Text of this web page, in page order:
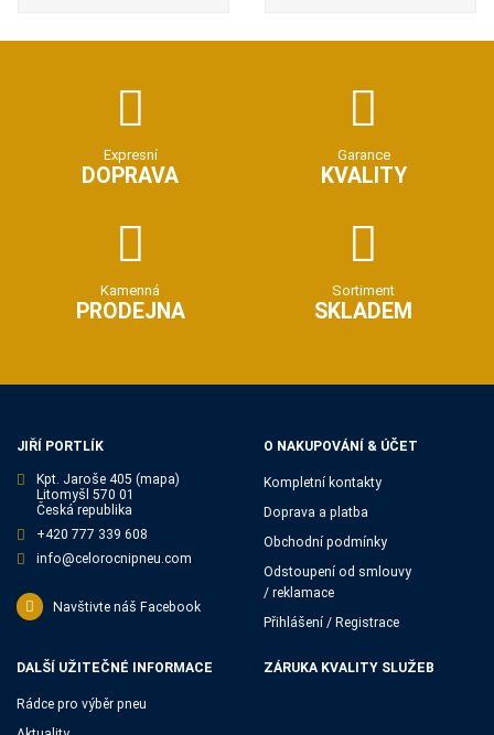
Expresní
DOPRAVA
Garance
KVALITY
Kamenná
PRODEJNA
Sortiment
SKLADEM
JIŘÍ PORTLÍK
Kpt. Jaroše 405 (mapa)
Litomyšl 570 01
Česká republika
+420 777 339 608
info@celorocnipneu.com
Navštivte náš Facebook
O NAKUPOVÁNÍ & ÚČET
Kompletní kontakty
Doprava a platba
Obchodní podmínky
Odstoupení od smlouvy
/ reklamace
Přihlášení / Registrace
DALŠÍ UŽITEČNÉ INFORMACE
Rádce pro výběr pneu
ZÁRUKA KVALITY SLUŽEB